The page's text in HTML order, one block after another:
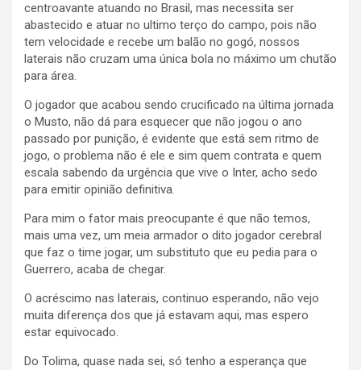
centroavante atuando no Brasil, mas necessita ser
abastecido e atuar no ultimo terço do campo, pois não
tem velocidade e recebe um balão no gogó, nossos
laterais não cruzam uma única bola no máximo um chutão
para área.
O jogador que acabou sendo crucificado na última jornada
o Musto, não dá para esquecer que não jogou o ano
passado por punição, é evidente que está sem ritmo de
jogo, o problema não é ele e sim quem contrata e quem
escala sabendo da urgência que vive o Inter, acho sedo
para emitir opinião definitiva.
Para mim o fator mais preocupante é que não temos,
mais uma vez, um meia armador o dito jogador cerebral
que faz o time jogar, um substituto que eu pedia para o
Guerrero, acaba de chegar.
O acréscimo nas laterais, continuo esperando, não vejo
muita diferença dos que já estavam aqui, mas espero
estar equivocado.
Do Tolima, quase nada sei, só tenho a esperança que